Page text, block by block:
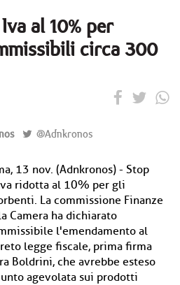
al 10% per
circa 300
@Adnkronos
13 nov. (Adnkronos) - Stop
ridotta al 10% per gli
La commissione Finanze
Camera ha dichiarato
l'emendamento al
legge fiscale, prima firma
Boldrini, che avrebbe esteso
agevolata sui prodotti